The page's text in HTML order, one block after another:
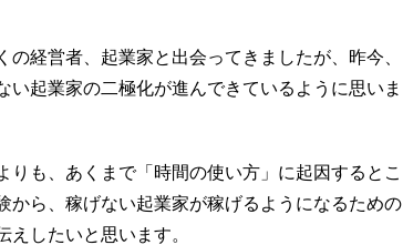
経営者、起業家と出会ってきましたが、昨今、
い起業家の二極化が進んできているように思いま
りも、あくまで「時間の使い方」に起因するとこ
から、稼げない起業家が稼げるようになるための
したいと思います。